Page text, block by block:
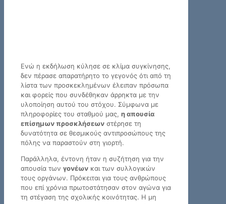
Ενώ η εκδήλωση κύλησε σε κλίμα συγκίνησης,
δεν πέρασε απαρατήρητο το γεγονός ότι από τη
λίστα των προσκεκλημένων έλειπαν πρόσωπα
και φορείς που συνδέθηκαν άρρηκτα με την
υλοποίηση αυτού του στόχου. Σύμφωνα με
πληροφορίες του σταθμού μας, η απουσία
επίσημων προσκλήσεων στέρησε τη
δυνατότητα σε θεσμικούς αντιπροσώπους της
πόλης να παραστούν στη γιορτή.
Παράλληλα, έντονη ήταν η συζήτηση για την
απουσία των γονέων και των συλλογικών
τους οργάνων. Πρόκειται για τους ανθρώπους
που επί χρόνια πρωτοστάτησαν στον αγώνα για
τη στέγαση της σχολικής κοινότητας. Η μη